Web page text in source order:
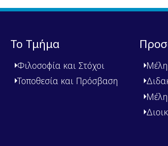
Το Τμήμα
Φιλοσοφία και Στόχοι
Τοποθεσία και Πρόσβαση
Μέλη